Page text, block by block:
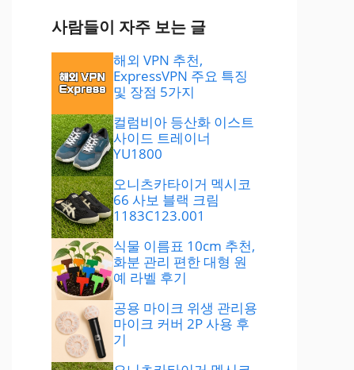
사람들이 자주 보는 글
해외 VPN 추천,
ExpressVPN 주요 특징
및 장점 5가지
컬럼비아 등산화 이스트
사이드 트레이너
YU1800
오니츠카타이거 멕시코
66 사보 블랙 크림
1183C123.001
식물 이름표 10cm 추천,
화분 관리 편한 대형 원
예 라벨 후기
공용 마이크 위생 관리용
마이크 커버 2P 사용 후
기